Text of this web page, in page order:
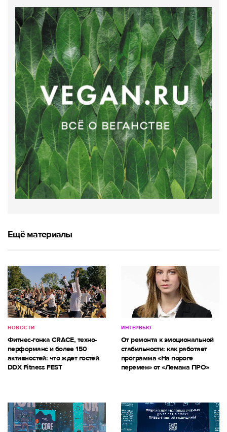
Ещё материалы
НОВОСТИ
Фитнес-гонка CRACE, техно-
перформанс и более 150
активностей: что ждет гостей
DDX Fitness FEST
ИНТЕРВЬЮ
От ремонта к эмоциональной
стабильности: как работает
программа «На пороге
перемен» от «Лемана ПРО»